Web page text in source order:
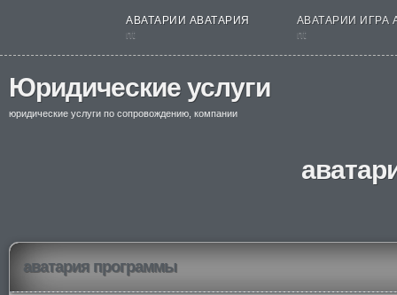
АВАТАРИИ АВАТАРИЯ
nt
АВАТАРИИ ИГРА
nt
Юридические услуги
юридические услуги по сопровождению, компании
аватария программы